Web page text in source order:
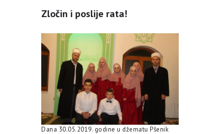
Zločin i poslije rata!
Dana 30.05.2019. godine u džematu Pšenik